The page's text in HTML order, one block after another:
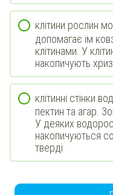
клітини рослин
допомагає їм
клітинами. У
накопичують
клітинні стінки
пектин та агар.
У деяких
накопичуються
тверді